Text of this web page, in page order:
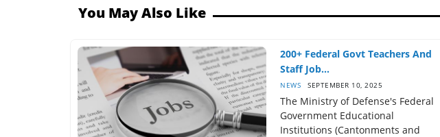
You May Also Like
200+ Federal Govt Teachers And
Staff Job...
NEWS SEPTEMBER 10, 2025
The Ministry of Defense's Federal
Government Educational
Institutions (Cantonments and